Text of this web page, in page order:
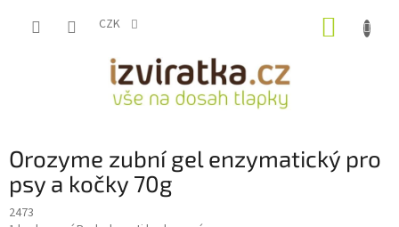
CZK
Orozyme zubní gel enzymatický pro
psy a kočky 70g
2473